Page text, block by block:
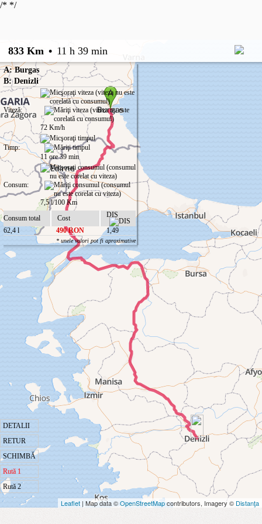
/* */
833 Km • 11 h 39 min
DETALII
RETUR
SCHIMBĂ
Rută 1
Rută 2
A: Burgas
B: Denizli
Viteză:
72 Km/h
Timp:
11 ore 39 min
Consum:
7,5 l/100 Km
Consum total
Cost
DIS
62,4 l
490 RON 1,49
* unele valori pot fi aproximative